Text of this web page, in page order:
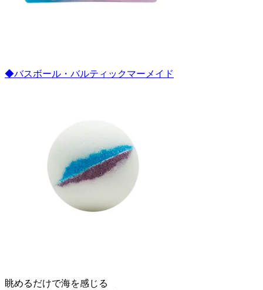
◆バスボール・バルティックマーメイド
眺めるだけで海を感じる